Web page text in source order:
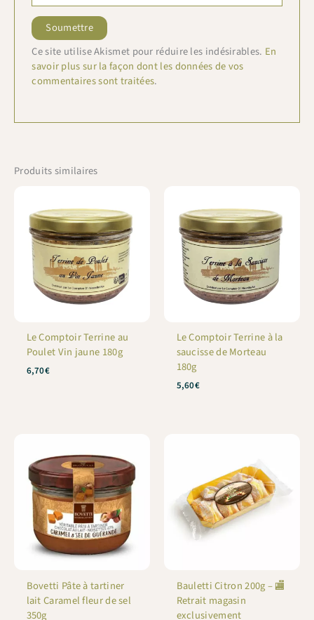
Ce site utilise Akismet pour réduire les indésirables. En
savoir plus sur la façon dont les données de vos
commentaires sont traitées.
Produits similaires
Le Comptoir Terrine au
Poulet Vin jaune 180g
6,70€
Le Comptoir Terrine à la
saucisse de Morteau
180g
5,60€
Bovetti Pâte à tartiner
lait Caramel fleur de sel
350g
Bauletti Citron 200g – 🏬
Retrait magasin
exclusivement